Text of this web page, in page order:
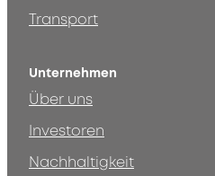
Transport
Unternehmen
Über uns
Investoren
Nachhaltigkeit